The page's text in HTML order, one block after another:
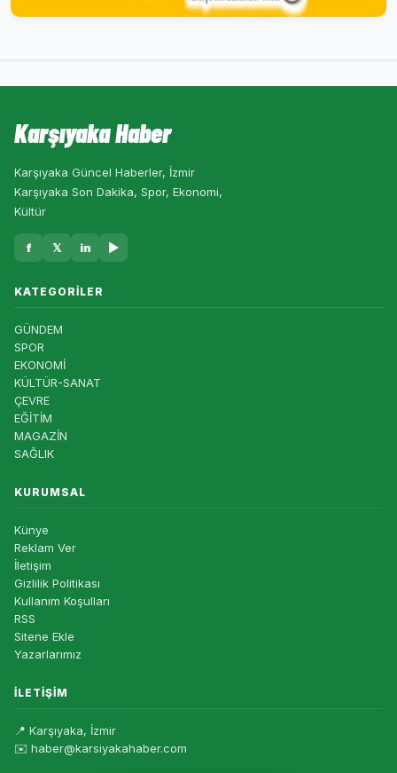
Karşıyaka Haber
Karşıyaka Güncel Haberler, İzmir
Karşıyaka Son Dakika, Spor, Ekonomi,
Kültür
f 𝕏 in ▶
KATEGORILER
GÜNDEM
SPOR
EKONOMİ
KÜLTÜR-SANAT
ÇEVRE
EĞİTİM
MAGAZİN
SAĞLIK
KURUMSAL
Künye
Reklam Ver
İletişim
Gizlilik Politikası
Kullanım Koşulları
RSS
Sitene Ekle
Yazarlarımız
İLETIŞIM
📍 Karşıyaka, İzmir
✉️ haber@karsiyakahaber.com